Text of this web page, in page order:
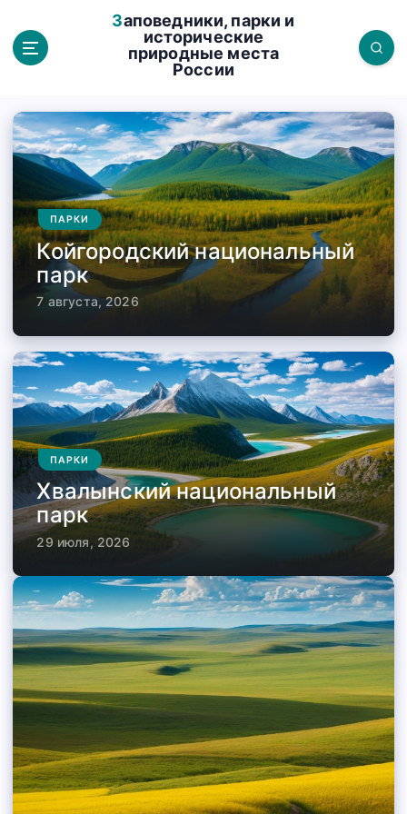
Заповедники, парки и
исторические
природные места
России
ПАРКИ
Койгородский национальный
парк
7 августа, 2026
ПАРКИ
Хвалынский национальный
парк
29 июля, 2026
ЗАПОВЕДНИКИ